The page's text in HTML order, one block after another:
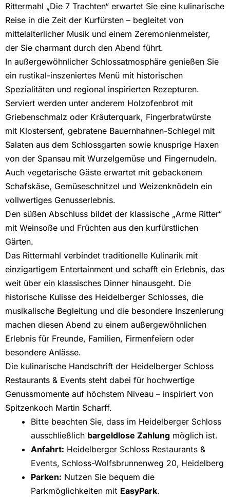
Rittermahl „Die 7 Trachten“ erwartet Sie eine kulinarische
Reise in die Zeit der Kurfürsten – begleitet von
mittelalterlicher Musik und einem Zeremonienmeister,
der Sie charmant durch den Abend führt.
In außergewöhnlicher Schlossatmosphäre genießen Sie
ein rustikal-inszeniertes Menü mit historischen
Spezialitäten und regional inspirierten Rezepturen.
Serviert werden unter anderem Holzofenbrot mit
Griebenschmalz oder Kräuterquark, Fingerbratwürste
mit Klostersenf, gebratene Bauernhahnen-Schlegel mit
Salaten aus dem Schlossgarten sowie knusprige Haxen
von der Spansau mit Wurzelgemüse und Fingernudeln.
Auch vegetarische Gäste erwartet mit gebackenem
Schafskäse, Gemüseschnitzel und Weizenknödeln ein
vollwertiges Genusserlebnis.
Den süßen Abschluss bildet der klassische „Arme Ritter“
mit Weinsoße und Früchten aus den kurfürstlichen
Gärten.
Das Rittermahl verbindet traditionelle Kulinarik mit
einzigartigem Entertainment und schafft ein Erlebnis, das
weit über ein klassisches Dinner hinausgeht. Die
historische Kulisse des Heidelberger Schlosses, die
musikalische Begleitung und die besondere Inszenierung
machen diesen Abend zu einem außergewöhnlichen
Erlebnis für Freunde, Familien, Firmenfeiern oder
besondere Anlässe.
Die kulinarische Handschrift der Heidelberger Schloss
Restaurants & Events steht dabei für hochwertige
Genussmomente auf höchstem Niveau – inspiriert von
Spitzenkoch Martin Scharff.
Bitte beachten Sie, dass im Heidelberger Schloss
ausschließlich bargeldlose Zahlung möglich ist.
Anfahrt: Heidelberger Schloss Restaurants &
Events, Schloss-Wolfsbrunnenweg 20, Heidelberg
Parken: Nutzen Sie bequem die
Parkmöglichkeiten mit EasyPark.